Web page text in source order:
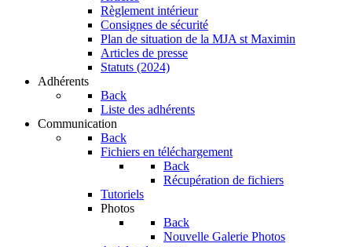
Règlement intérieur
Consignes de sécurité
Plan de situation de la MJA st Maximin
Articles de presse
Statuts (2024)
Adhérents
Back
Liste des adhérents
Communication
Back
Fichiers en téléchargement
Back
Récupération de fichiers
Tutoriels
Photos
Back
Nouvelle Galerie Photos